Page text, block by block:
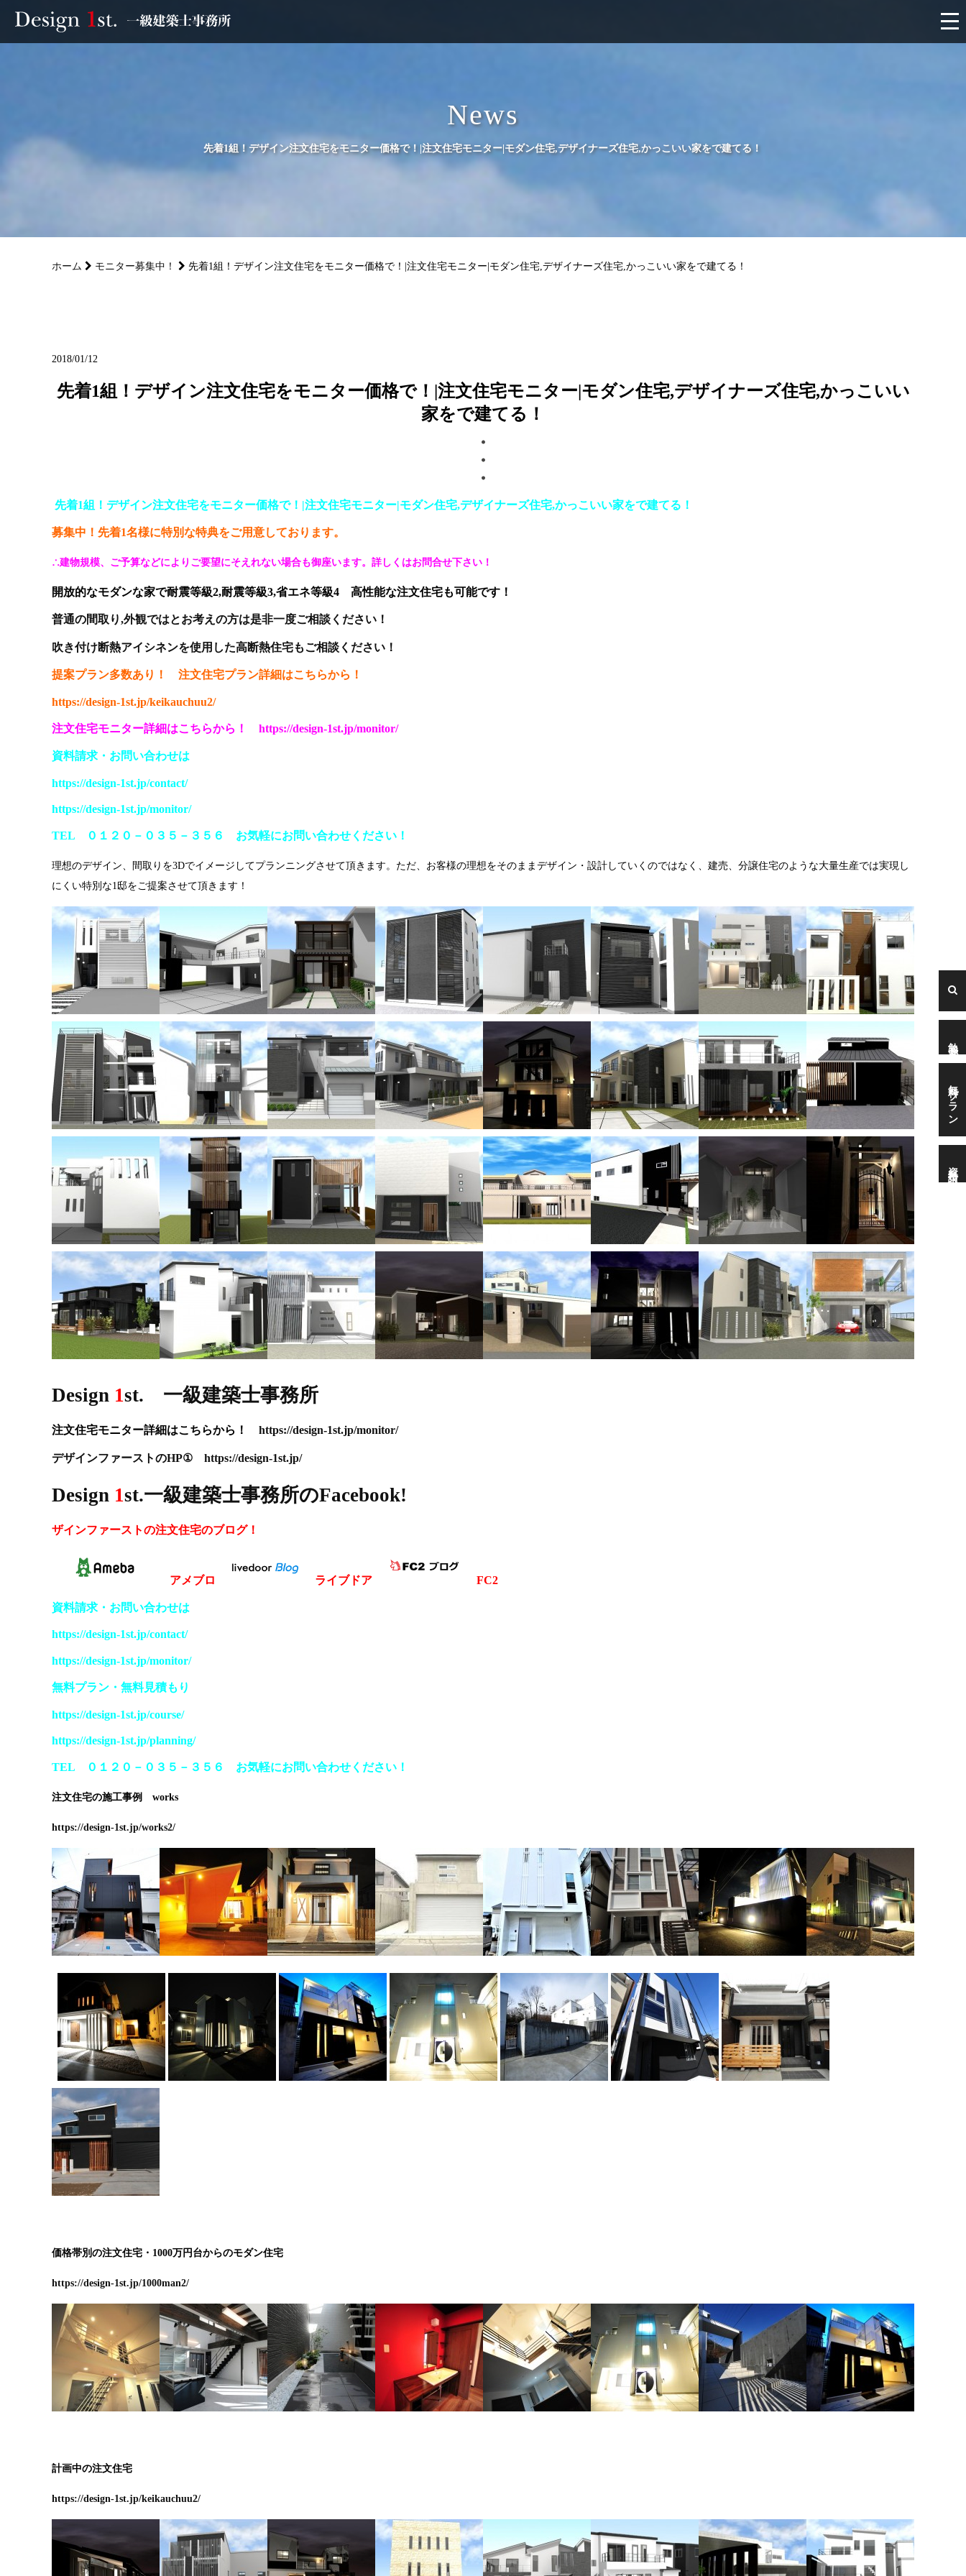
リフォーム
サービス
ブログ
無料プラン
News
先着1組！デザイン注文住宅をモニター価格で！|注文住宅モニター|モダン住宅,デザイナーズ住宅,かっこいい家をで建てる！
ホーム モニター募集中！ 先着1組！デザイン注文住宅をモニター価格で！|注文住宅モニター|モダン住宅,デザイナーズ住宅,かっこいい家をで建てる！
2018/01/12
先着1組！デザイン注文住宅をモニター価格で！|注文住宅モニター|モダン住宅,デザイナーズ住宅,かっこいい
家をで建てる！
先着1組！デザイン注文住宅をモニター価格で！|注文住宅モニター|モダン住宅,デザイナーズ住宅,かっこいい家をで建てる！
募集中！先着1名様に特別な特典をご用意しております。
∴建物規模、ご予算などによりご要望にそえれない場合も御座います。詳しくはお問合せ下さい！
開放的なモダンな家で耐震等級2,耐震等級3,省エネ等級4 高性能な注文住宅も可能です！
普通の間取り,外観ではとお考えの方は是非一度ご相談ください ！
吹き付け断熱アイシネンを使用した高断熱住宅もご相談ください！
提案プラン多数あり！ 注文住宅プラン詳細はこちらから！
https://design-1st.jp/keikauchuu2/
注文住宅モニター詳細はこちらから！ https://design-1st.jp/monitor/
資料請求・ お問い合わせは
https://design-1st.jp/contact/
https://design-1st.jp/monitor/
TEL ０１２０－０３５－３５６ お気軽にお問い合わせください！
理想のデザイン、間取りを3Dでイメージしてプランニングさせて頂きます。ただ、お客様の理想をそのままデザイン・設計していくのではなく、建売、分譲住宅のような大量生産では実現し
にくい特別な1邸をご提案させて頂きます！
Design 1st. 一級建築士事務所
注文住宅モニター詳細はこちらから！ https://design-1st.jp/monitor/
デザインファーストのHP① https://design-1st.jp/
Design 1st.一級建築士事務所のFacebook!
ザインファーストの注文住宅のブログ！
アメブロ ライブドア FC2
資料請求・ お問い合わせは
https://design-1st.jp/contact/
https://design-1st.jp/monitor/
無料プラン ・ 無料見積もり
https://design-1st.jp/course/
https://design-1st.jp/planning/
TEL ０１２０－０３５－３５６ お気軽にお問い合わせください！
注文住宅の施工事例 works
https://design-1st.jp/works2/
価格帯別の注文住宅・1000万円台からのモダン住宅
https://design-1st.jp/1000man2/
計画中の注文住宅
https://design-1st.jp/keikauchuu2/